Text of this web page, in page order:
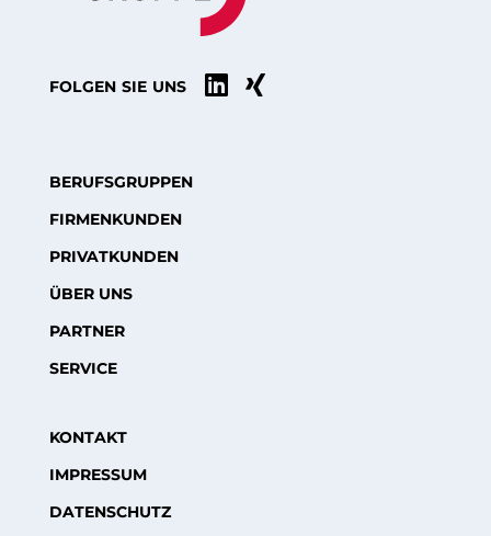
FOLGEN SIE UNS  
BERUFSGRUPPEN
FIRMENKUNDEN
PRIVATKUNDEN
ÜBER UNS
PARTNER
SERVICE
KONTAKT
IMPRESSUM
DATENSCHUTZ